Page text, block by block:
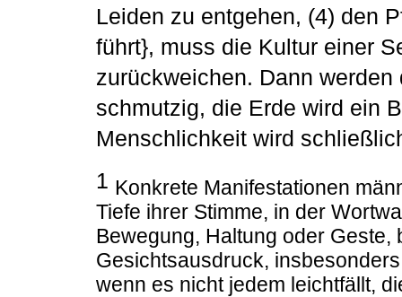
Leiden zu entgehen, (4) den
führt}, muss die Kultur einer
zurückweichen. Dann
schmutzig, die Erde wird ein
Menschlichkeit wird
1 Konkrete Manifestationen
Tiefe ihrer Stimme, in der
Bewegung, Haltung oder Geste,
Gesichtsausdruck,
wenn es nicht jedem leichtfällt,